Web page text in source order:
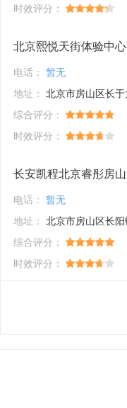
时效评分：
北京熙悦天街体验中心
电话： 暂无
地址： 北京市房山区长
综合评分：
时效评分：
长安凯程北京睿彤房
电话： 暂无
地址： 北京市房山区长
综合评分：
时效评分：